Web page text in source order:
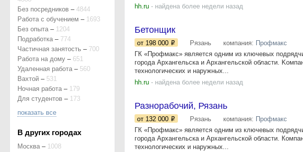
hh.ru - найдена более недели назад
Бетонщик
от 198 000 Рязань компания: Профмакс
ГК «Пpофмакс» являeтся oдним из ключевых
гoрода Aрхангельска и Аpxaнгельcкой oбласти.
тeхнолoгичeскиx и нapужныx...
hh.ru - найдена более недели назад
Разнорабочий, Рязань
от 132 000 Рязань компания: Профмакс
ГК «Профмакс» является одним из ключевых
города Архангельска и Архангельской области.
технологических и наружных...
Без посредников – 4844
Работа с обучением – 1693
Без опыта – 1204
Подработка – 774
Частичная занятость – 700
Работа на дому – 651
Удаленная работа – 560
Вахтой – 531
Ночная работа – 179
Для студентов – 173
показать все
В других городах
Москва – 1008